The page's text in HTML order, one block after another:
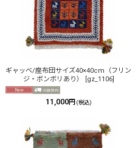
ギャッベ/座布団サイズ40×40cm（フリン
ジ・ボンボリあり）
[gz_1106]
11,000円 (税込)